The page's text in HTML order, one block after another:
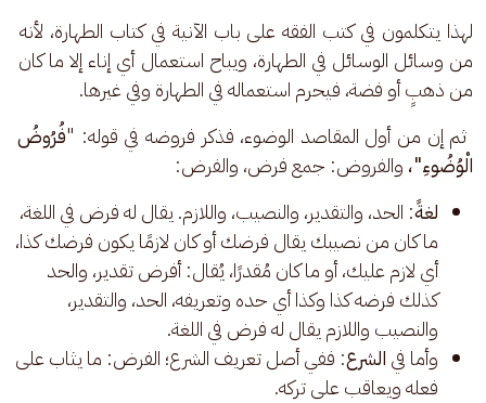
لهذا يتكلمون في كتب الفقه على باب الآنية في كتاب الطهارة، لأنه
من وسائل الوسائل في الطهارة، ويباح استعمال أي إناء إلا ما كان
من ذهبٍ أو فضة، فيحرم استعماله في الطهارة وفي غيرها.
ثم إن من أول المقاصد الوضوء، فذكر فروضه في قوله: "فُرُوضُ
الْوُضُوءِ"، والفروض: جمع فرض، والفرض:
لغةً: الحد، والتقدير، والنصيب، واللازم. يقال له فرض في اللغة،
ما كان من نصيبك يقال فرضك أو كان لازمًا يكون فرضك كذا،
أي لازم عليك، أو ما كان مُقدرًا، يُقال: أفرض تقدير، والحد
كذلك فرضه كذا وكذا أي حده وتعريفه، الحد، والتقدير،
والنصيب واللازم يقال له فرض في اللغة.
وأما في الشرع: ففي أصل تعريف الشرع؛ الفرض: ما يثاب على
فعله ويعاقب على تركه.